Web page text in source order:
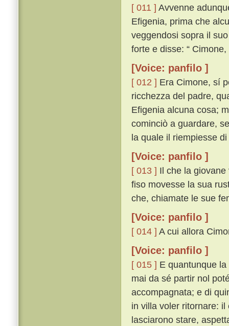
[ 011 ] Avvenne
Efigenia, prima che
veggendosi sopra il
forte e disse: “
[Voice: panfilo ]
[ 012 ] Era Cimone, sí
ricchezza del padre,
Efigenia alcuna cosa;
cominciò a guardare,
la quale il riempiesse
[Voice: panfilo ]
[ 013 ] Il che la
fiso movesse la sua
che, chiamate le sue
[Voice: panfilo ]
[ 014 ] A cui allora
[Voice: panfilo ]
[ 015 ] E quantunque
mai da sé partir nol
accompagnata; e di
in villa voler ritornare:
lasciarono stare,